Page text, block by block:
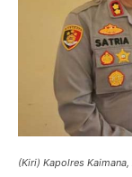
(Kiri) Kapolres